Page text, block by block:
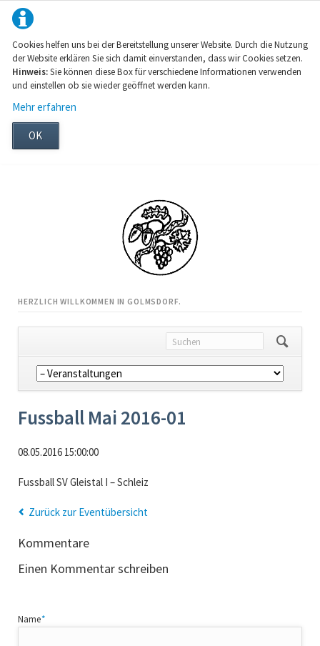
Cookies helfen uns bei der Bereitstellung unserer Website. Durch die Nutzung
der Website erklären Sie sich damit einverstanden, dass wir Cookies setzen.
Hinweis:Sie können diese Box für verschiedene Informationen verwenden
und einstellen ob sie wieder geöffnet werden kann.
Mehr erfahren
OK
HERZLICH WILLKOMMEN IN GOLMSDORF.
Navigation
überspringen
Fussball Mai 2016-01
08.05.2016 15:00:00
Fussball SV Gleistal I – Schleiz
Zurück zur Eventübersicht
Kommentare
Einen Kommentar schreiben
Pflichtfeld
Name*